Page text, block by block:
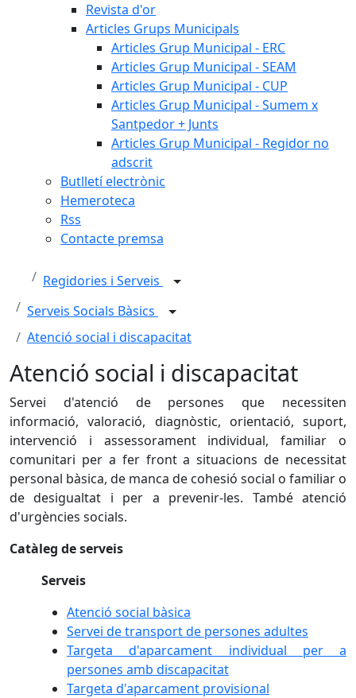
Revista d'or
Articles Grups Municipals
Articles Grup Municipal - ERC
Articles Grup Municipal - SEAM
Articles Grup Municipal - CUP
Articles Grup Municipal - Sumem x
Santpedor + Junts
Articles Grup Municipal - Regidor no
adscrit
Butlletí electrònic
Hemeroteca
Rss
Contacte premsa
Regidories i Serveis
Serveis Socials Bàsics
Atenció social i discapacitat
Atenció social i discapacitat
Servei d'atenció de persones que necessiten
informació, valoració, diagnòstic, orientació, suport,
intervenció i assessorament individual, familiar o
comunitari per a fer front a situacions de necessitat
personal bàsica, de manca de cohesió social o familiar o
de desigualtat i per a prevenir-les. També atenció
d'urgències socials.
Catàleg de serveis
Serveis
Atenció social bàsica
Servei de transport de persones adultes
Targeta d'aparcament individual per a
persones amb discapacitat
Targeta d'aparcament provisional